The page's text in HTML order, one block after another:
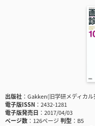
出版社
Gakken(旧学研メディカル
電子版ISSN
2432-1281
電子版発売日
2017/04/03
ページ数
126ページ判型
B5